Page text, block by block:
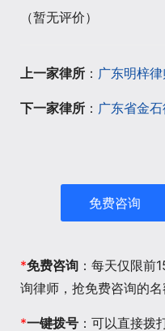
（暂无评价）
上一家律所 ： 广东明梓
下一家律所 ： 广东省金
免费咨询
*免费咨询 ：每天仅限前
询律师，抢免费咨询的名
*一键拨号 ：可以直接拨